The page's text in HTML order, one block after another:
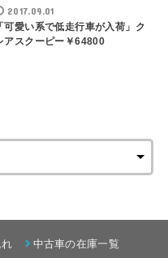
2017.09.01
「可愛い系で低走行車が入荷」ク
アスクーピー￥64800
中古車の在庫一覧